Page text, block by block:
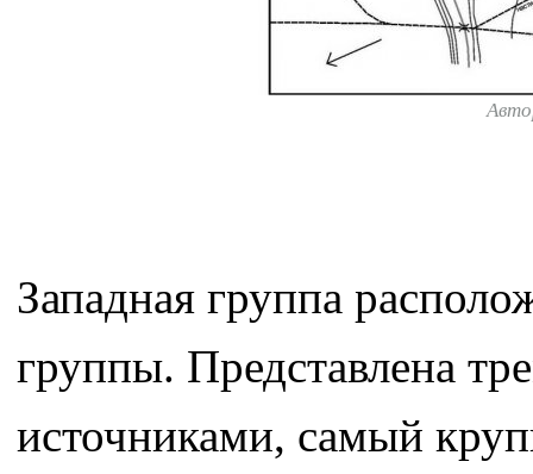
Западная группа
группы. Представлена
источниками, самый